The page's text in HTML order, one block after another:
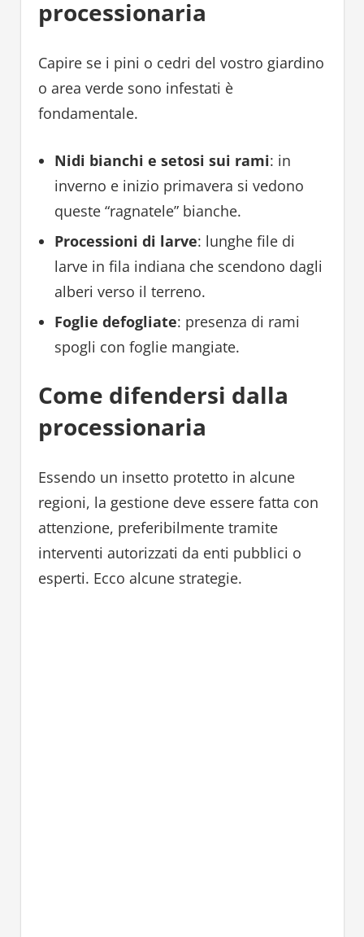
processionaria
Capire se i pini o cedri del vostro giardino
o area verde sono infestati è
fondamentale.
Nidi bianchi e setosi sui rami: in
inverno e inizio primavera si vedono
queste “ragnatele” bianche.
Processioni di larve: lunghe file di
larve in fila indiana che scendono dagli
alberi verso il terreno.
Foglie defogliate: presenza di rami
spogli con foglie mangiate.
Come difendersi dalla
processionaria
Essendo un insetto protetto in alcune
regioni, la gestione deve essere fatta con
attenzione, preferibilmente tramite
interventi autorizzati da enti pubblici o
esperti. Ecco alcune strategie.